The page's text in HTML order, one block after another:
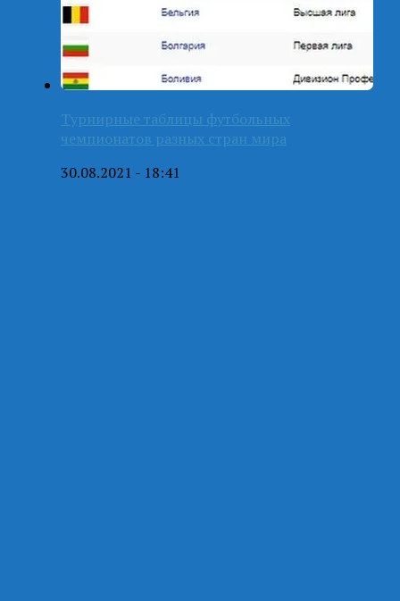
Турнирные таблицы футбольных
чемпионатов разных стран мира
30.08.2021 - 18:41